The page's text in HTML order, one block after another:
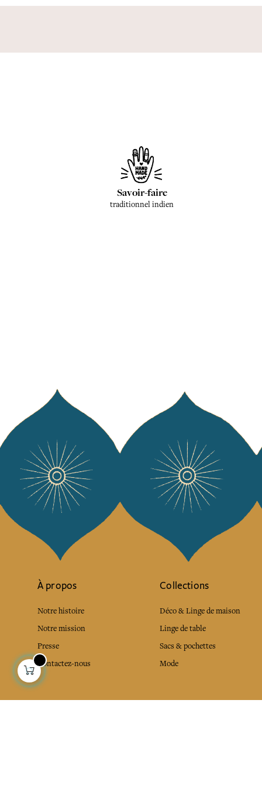
Savoir-faire
traditionnel indien
À propos
Notre histoire
Notre mission
Presse
Contactez-nous
Collections
Déco & Linge de maison
Linge de table
Sacs & pochettes
Mode